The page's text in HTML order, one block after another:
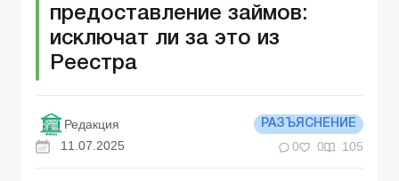
предоставление займов:
исключат ли за это из
Реестра
Редакция РАЗЪЯСНЕНИЕ
11.07.2025 0 0 105